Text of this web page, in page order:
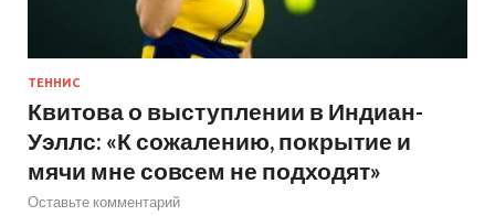
ТЕННИС
Квитова о выступлении в Индиан-
Уэллс: «К сожалению, покрытие и
мячи мне совсем не подходят»
Оставьте комментарий